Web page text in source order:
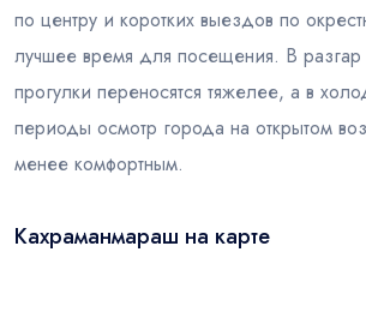
по центру и коротких выездов по
лучшее время для посещения. В разгар
прогулки переносятся тяжелее, а в
периоды осмотр города на открытом
менее комфортным.
Кахраманмараш на карте